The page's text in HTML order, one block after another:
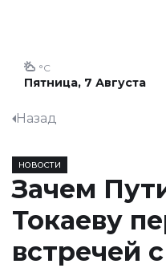
Пятница, 7 Августа
°C
Назад
НОВОСТИ
Зачем
Токаеву
встречей